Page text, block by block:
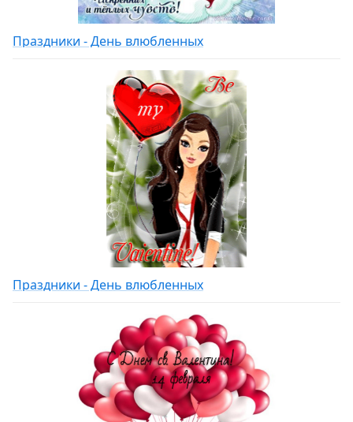
Праздники - День влюбленных
Праздники - День влюбленных